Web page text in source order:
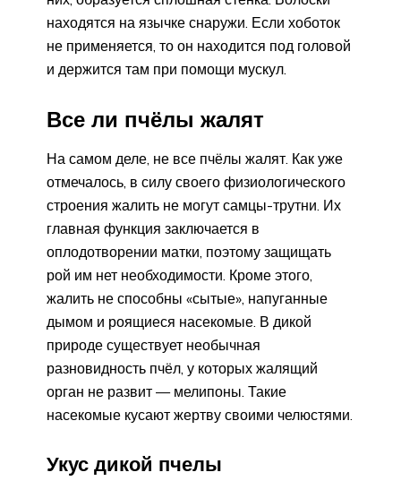
находятся на язычке снаружи. Если хоботок
не применяется, то он находится под головой
и держится там при помощи мускул.
Все ли пчёлы жалят
На самом деле, не все пчёлы жалят. Как уже
отмечалось, в силу своего физиологического
строения жалить не могут самцы-трутни. Их
главная функция заключается в
оплодотворении матки, поэтому защищать
рой им нет необходимости. Кроме этого,
жалить не способны «сытые», напуганные
дымом и роящиеся насекомые. В дикой
природе существует необычная
разновидность пчёл, у которых жалящий
орган не развит — мелипоны. Такие
насекомые кусают жертву своими челюстями.
Укус дикой пчелы